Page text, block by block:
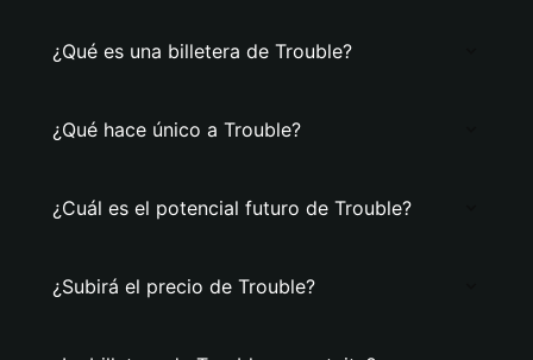
¿Qué es una billetera de Trouble?
¿Qué hace único a Trouble?
¿Cuál es el potencial futuro de Trouble?
¿Subirá el precio de Trouble?